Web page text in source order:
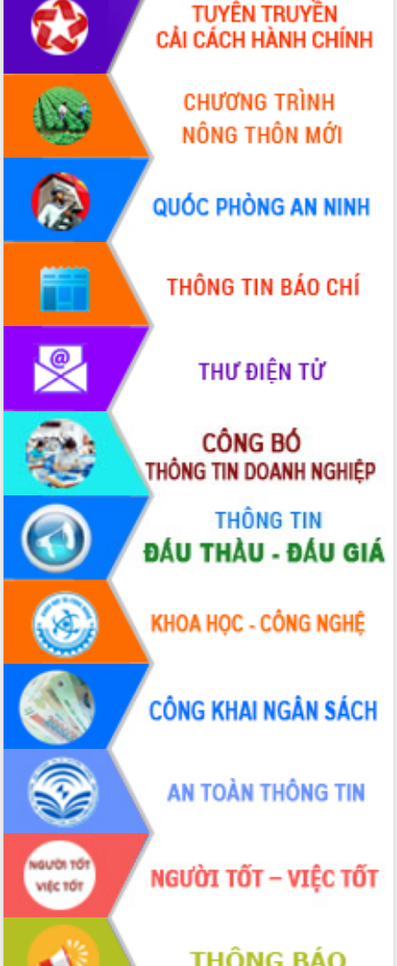
Ngành nông nghiệp phấn đấu tăng
trưởng đạt 5,86% trong năm 2026
UBND tỉnh Đắk Lắk triển khai công tác
quốc phòng, quân sự địa phương năm
Đắk Lắk tập trung toàn lực khắc phục
tồn tại IUU, sẵn sàng làm việc với
Đoàn thanh tra EC
Chủ tịch UBND tỉnh Tạ Anh Tuấn thăm,
chúc mừng các bệnh viện nhân Ngày
Thầy thuốc Việt Nam
Rộn ràng lễ hội truyền thống Sông
nước Đà Nông lần thứ I năm 2026
Kỳ họp Chuyên đề lần thứ Năm, HĐND
tỉnh Đắk Lắk thông qua các nghị quyết
quan trọng
Thống nhất danh sách giới thiệu ứng
cử đại biểu Quốc hội khoá XVI và đại
biểu HĐND tỉnh Đắk Lắk, nhiệm kỳ
2026-2031
Phát động hai phong trào thi đua quan
trọng trong kỷ nguyên mới
Hội nghị lần thứ tư Ban Chỉ đạo công
tác bầu cử tỉnh Đắk Lắk
Hội nghị Báo cáo viên Trung ương
tháng 01/2026
Phó Thủ tướng Hồ Quốc Dũng đánh giá
cao kết quả Chiến dịch Quang Trung
tại Đắk Lắk
Hội nghị Ban Chấp hành Đảng bộ tỉnh
Đắk Lắk lần thứ 2 (mở rộng)
Tập trung giải phóng mặt bằng, đẩy
nhanh tiến độ Tuyến đường bộ ven
Gỡ khó, khởi công xây dựng, sửa chữa
toàn bộ nhà ở cho hộ dân đúng tiến độ
đề ra
UBND tỉnh Đắk Lắk tổng kết công tác
quốc phòng, quân sự địa phương năm
2025
Tập trung triển khai quyết liệt, đồng bộ
các giải pháp nhằm thực hiện hiệu quả
các nhiệm vụ đề ra năm 2025
Phát huy vai trò của người có uy tín
trong phòng chống tảo hôn và hôn
nhân cận huyết thống
Nông sản Tây Nguyên thu hút doanh
nghiệp nước ngoài
Đắk Lắk định vị thương hiệu du lịch
“Biển – Rừng – Cà phê” trong không